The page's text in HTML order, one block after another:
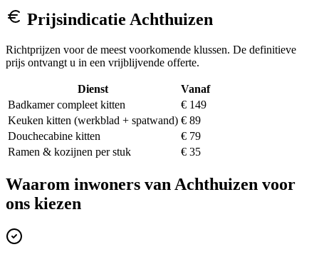
Prijsindicatie Achthuizen
Richtprijzen voor de meest voorkomende klussen. De definitieve
prijs ontvangt u in een vrijblijvende offerte.
Dienst
Vanaf
Badkamer compleet kitten
€ 149
Keuken kitten (werkblad + spatwand) € 89
Douchecabine kitten
€ 79
Ramen & kozijnen per stuk
€ 35
Waarom inwoners van Achthuizen voor
ons kiezen